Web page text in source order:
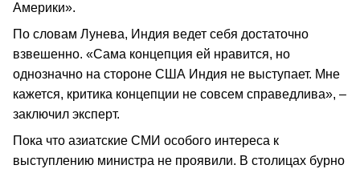
Америки».
По словам Лунева, Индия ведет себя достаточно
взвешенно. «Сама концепция ей нравится, но
однозначно на стороне США Индия не выступает. Мне
кажется, критика концепции не совсем справедлива», –
заключил эксперт.
Пока что азиатские СМИ особого интереса к
выступлению министра не проявили. В столицах бурно